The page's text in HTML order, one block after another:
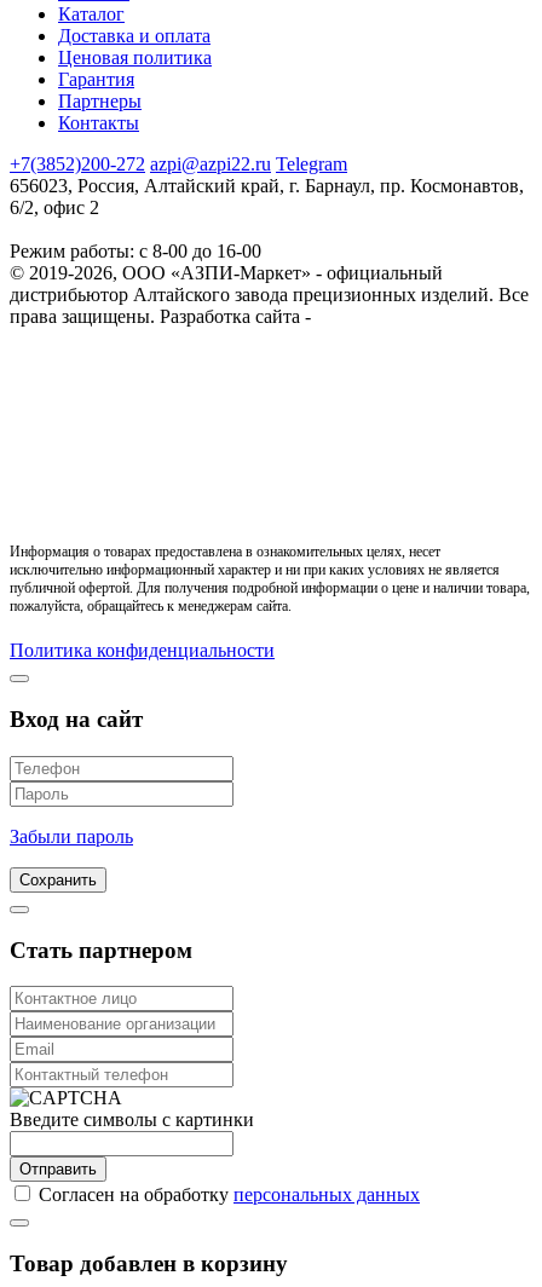
Каталог
Доставка и оплата
Ценовая политика
Гарантия
Партнеры
Контакты
+7(3852)200-272 azpi@azpi22.ru Telegram
656023, Россия, Алтайский край, г. Барнаул, пр. Космонавтов,
6/2, офис 2
Режим работы: с 8-00 до 16-00
© 2019-2026, ООО «АЗПИ-Маркет» - официальный
дистрибьютор Алтайского завода прецизионных изделий. Все
права защищены. Разработка сайта -
Информация о товарах предоставлена в ознакомительных целях, несет
исключительно информационный характер и ни при каких условиях не является
публичной офертой. Для получения подробной информации о цене и наличии товара,
пожалуйста, обращайтесь к менеджерам сайта.
Политика конфиденциальности
Вход на сайт
Забыли пароль
Сохранить
Стать партнером
Введите символы с картинки
Отправить
Согласен на обработку персональных данных
Товар добавлен в корзину